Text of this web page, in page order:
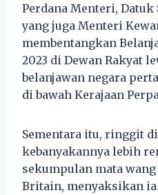
Perdana Menteri,
yang juga Menteri
membentangkan
2023 di Dewan Rakyat
belanjawan negara
di bawah Kerajaan
Sementara itu, ringgit
kebanyakannya lebih
sekumpulan mata
Britain, menyaksikan